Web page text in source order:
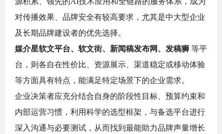
对传播效果、品牌安全有较高要求，尤其是中大型企业
及长期品牌建设者的优先选择。
媒介星软文平台、软文街、新闻稿发布网、发稿狮 等平
台，则各自在性价比、资源展示、渠道稳定或移动体验
等方面具有特点，能满足特定场景下的企业需求。
企业决策者应充分结合自身的阶段性目标、预算约束和
内部运营习惯，利用科学的选型框架，与备选平台进行
深入沟通与必要测试，从而找到最能助力品牌声量增长